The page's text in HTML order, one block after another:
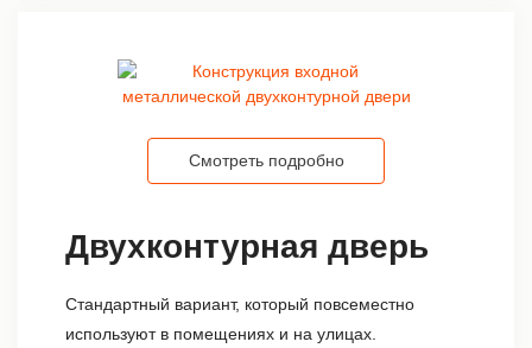
Двухконтурная дверь
Стандартный вариант, который повсеместно
используют в помещениях и на улицах.
Смотреть подробно